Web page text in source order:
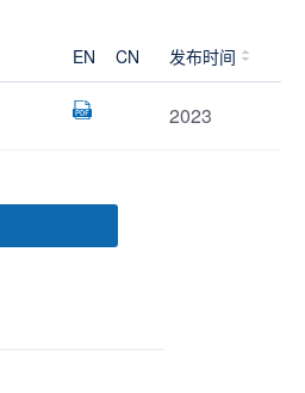
EN CN 发布时间
2023